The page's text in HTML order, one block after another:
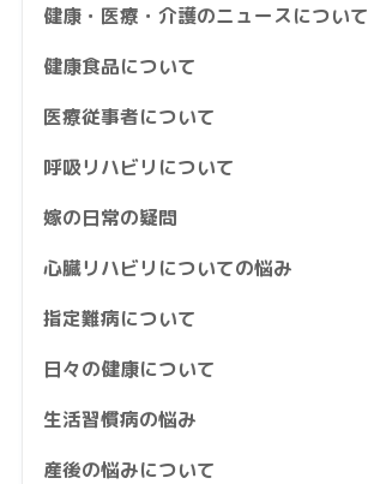
健康・医療・介護のニュースについて
健康食品について
医療従事者について
呼吸リハビリについて
嫁の日常の疑問
心臓リハビリについての悩み
指定難病について
日々の健康について
生活習慣病の悩み
産後の悩みについて